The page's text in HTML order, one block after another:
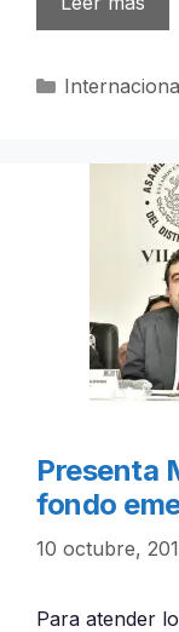
Categorías
Presenta
fondo
10 octubre,
Para atender